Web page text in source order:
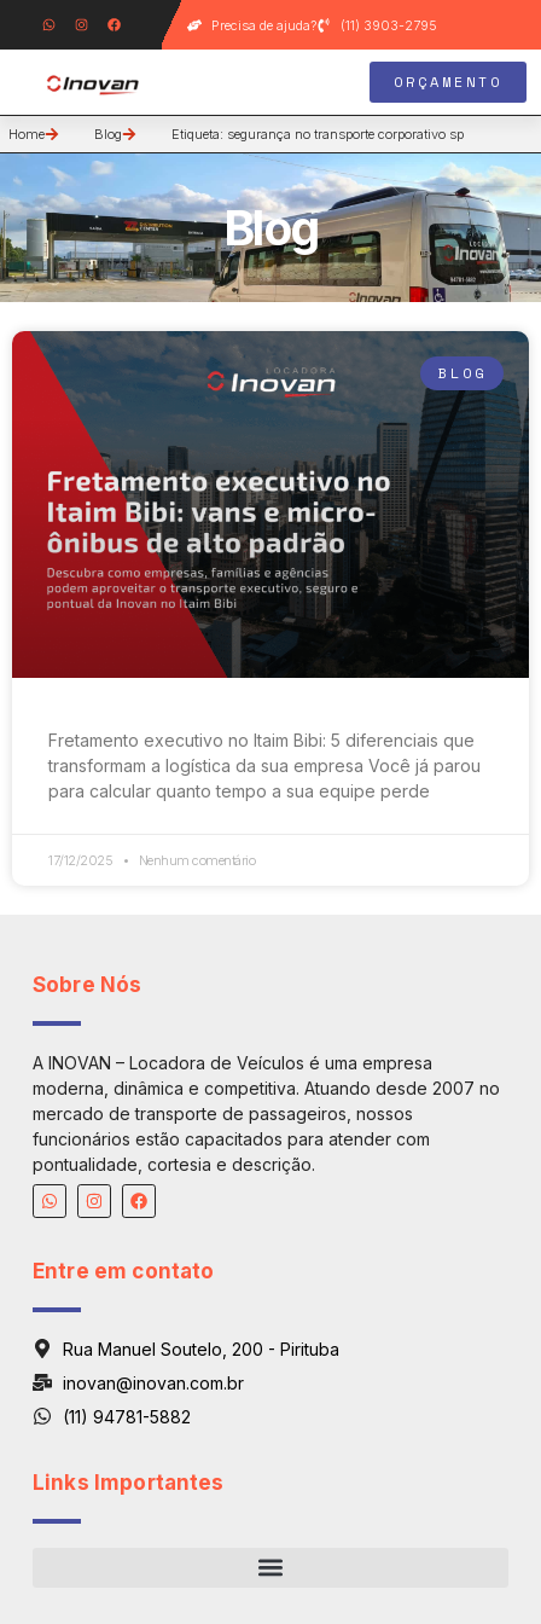
Precisa de ajuda? (11) 3903-2795
ORÇAMENTO
Home Blog Etiqueta: segurança no transporte corporativo sp
Blog
BLOG
Fretamento executivo no Itaim Bibi: 5 diferenciais que
transformam a logística da sua empresa Você já parou
para calcular quanto tempo a sua equipe perde
17/12/2025 Nenhum comentário
Sobre Nós
A INOVAN – Locadora de Veículos é uma empresa
moderna, dinâmica e competitiva. Atuando desde 2007 no
mercado de transporte de passageiros, nossos
funcionários estão capacitados para atender com
pontualidade, cortesia e descrição.
Entre em contato
Rua Manuel Soutelo, 200 - Pirituba
inovan@inovan.com.br
(11) 94781-5882
Links Importantes